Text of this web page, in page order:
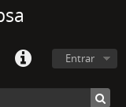
Entrar